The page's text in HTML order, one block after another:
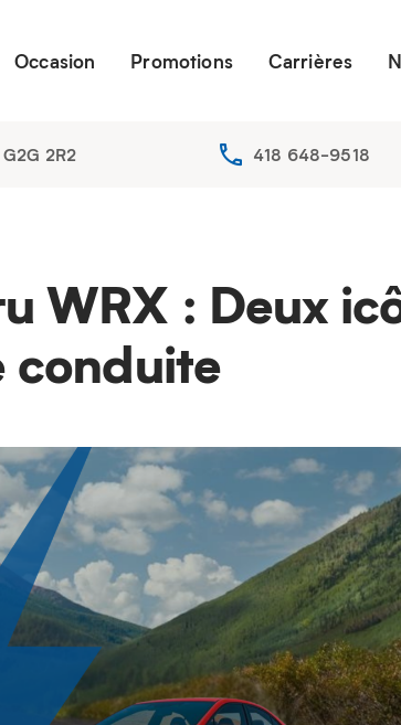
Occasion Promotions Carrières
2R2 418 648-9518
WRX : Deux
conduite